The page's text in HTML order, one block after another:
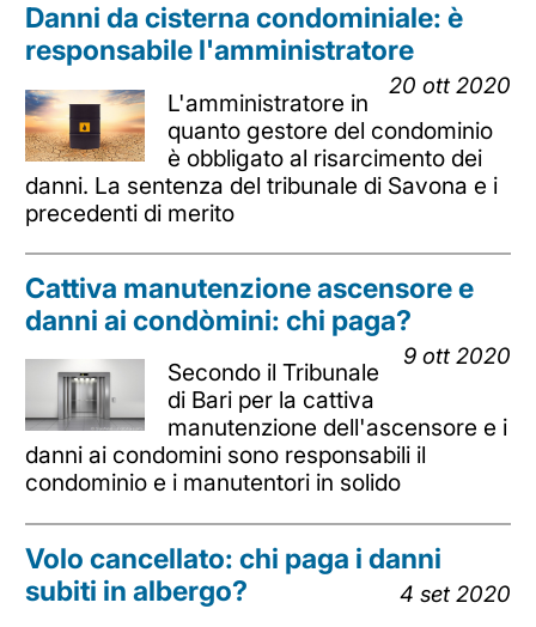
Danni da cisterna condominiale: è
responsabile l'amministratore
20 ott 2020
L'amministratore in
quanto gestore del condominio
è obbligato al risarcimento dei
danni. La sentenza del tribunale di Savona e i
precedenti di merito
Cattiva manutenzione ascensore e
danni ai condòmini: chi paga?
9 ott 2020
Secondo il Tribunale
di Bari per la cattiva
manutenzione dell'ascensore e i
danni ai condomini sono responsabili il
condominio e i manutentori in solido
Volo cancellato: chi paga i danni
subiti in albergo?
4 set 2020